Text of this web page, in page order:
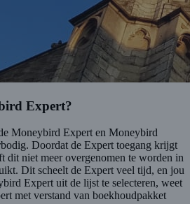
Expert?
Moneybird Expert en Moneybird
Doordat de Expert toegang krijgt
dit niet meer overgenomen te worden in
Dit scheelt de Expert veel tijd, en jou
Expert uit de lijst te selecteren, weet
met verstand van boekhoudpakket